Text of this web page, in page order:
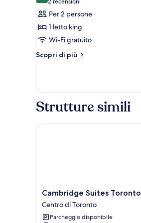
foto
per
Camera
Superior,
1
(2
recensioni)
Per 2 persone
1 letto king
Wi-Fi gratuito
Scopri di più
Altri
Superior,
letto
Strutture simili
Cambridge
Suites
Toronto
Centro
Cambridge Suites Toronto
Centro di Toronto
Parcheggio disponibile
Cambridge Suites Toronto